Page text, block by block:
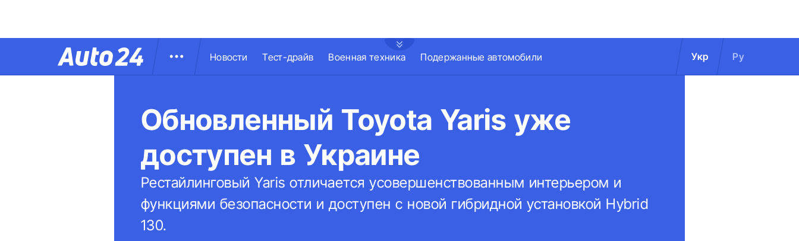
Новости Тест-драйв Военная техника Подержанные автомобили Укр Ру
Обновленный Toyota Yaris уже
доступен в Украине
Рестайлинговый Yaris отличается усовершенствованным интерьером и
функциями безопасности и доступен с новой гибридной установкой Hybrid
130.